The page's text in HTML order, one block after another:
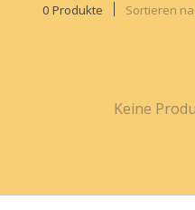
0 Produkte Sortieren
Keine